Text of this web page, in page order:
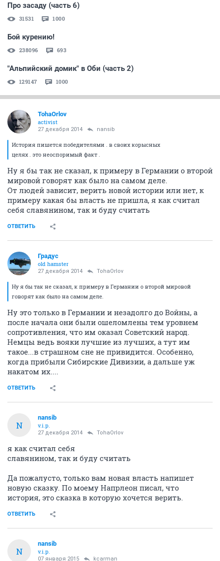
Про засаду (часть 6)
31531 1000
Бой курению!
238096 693
"Альпийский домик" в Оби (часть 2)
129147 1000
TohaOrlov
activist
27 декабря 2014 nansib
История пишется победителями . в своих корысных
целях . это неоспоримый факт .
Ну я бы так не сказал, к примеру в Германии о второй
мировой говорят как было на самом деле.
От людей зависит, верить новой истории или нет, к
примеру какая бы власть не пришла, я как считал
себя славянином, так и буду считать
ОТВЕТИТЬ
Градус
old hamster
27 декабря 2014 TohaOrlov
Ну я бы так не сказал, к примеру в Германии о второй мировой
говорят как было на самом деле.
Ну это только в Германии и незадолго до Войны, а
после начала они были ошеломлены тем уровнем
сопротивления, что им оказал Советский народ.
Немцы ведь вояки лучшие из лучших, а тут им
такое...в страшном сне не привидится. Особенно,
когда прибыли Сибирские Дивизии, а дальше уж
накатом их....
ОТВЕТИТЬ
N
nansib
v.i.p.
27 декабря 2014 TohaOrlov
я как считал себя
славянином, так и буду считать
Да пожалусто, только вам новая власть напишет
новую сказку. По моему Напрлеон писал, что
история, это сказка в которую хочется верить.
ОТВЕТИТЬ
N
nansib
v.i.p.
07 января 2015 kcarman